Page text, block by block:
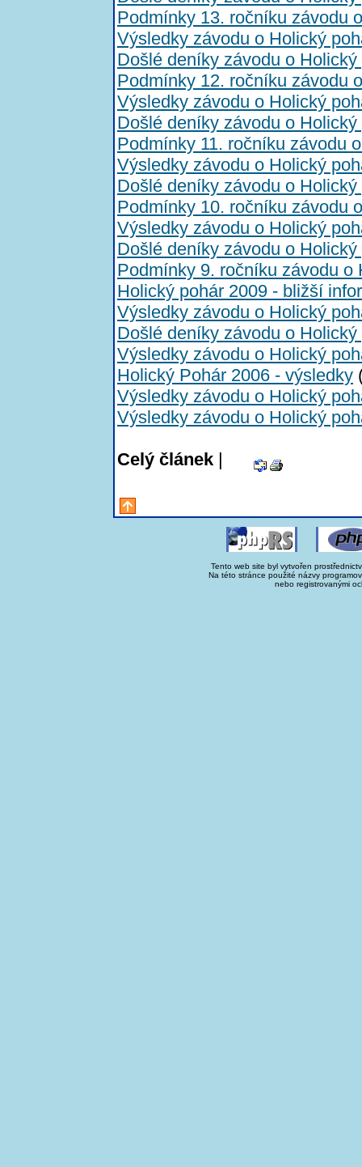
Podmínky 13. ročníku závodu
Výsledky závodu o Holický
Došlé deníky závodu o Holický
Podmínky 12. ročníku závodu
Výsledky závodu o Holický
Došlé deníky závodu o Holický
Podmínky 11. ročníku závodu
Výsledky závodu o Holický
Došlé deníky závodu o Holický
Podmínky 10. ročníku závodu
Výsledky závodu o Holický
Došlé deníky závodu o Holický
Podmínky 9. ročníku závodu o
Holický pohár 2009 - bližší
Výsledky závodu o Holický
Došlé deníky závodu o Holický
Výsledky závodu o Holický
Holický Pohár 2006 - výsledky
Výsledky závodu o Holický
Výsledky závodu o Holický
Celý článek |
Tento web site byl vytvořen
Na této stránce použité názvy
nebo registrovanými